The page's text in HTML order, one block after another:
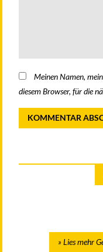
Meinen Namen,
diesem Browser, für die
Lies mehr